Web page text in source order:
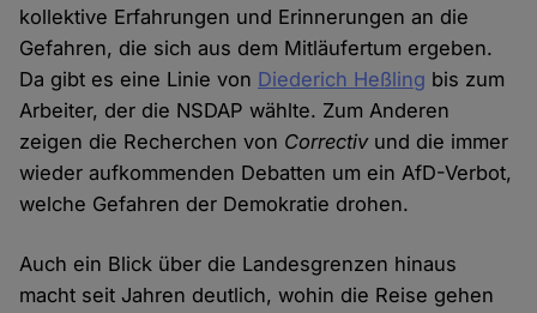
kollektive Erfahrungen und Erinnerungen an die
Gefahren, die sich aus dem Mitläufertum ergeben.
Da gibt es eine Linie von Diederich Heßling bis zum
Arbeiter, der die NSDAP wählte. Zum Anderen
zeigen die Recherchen von Correctivund die immer
wieder aufkommenden Debatten um ein AfD-Verbot,
welche Gefahren der Demokratie drohen.
Auch ein Blick über die Landesgrenzen hinaus
macht seit Jahren deutlich, wohin die Reise gehen